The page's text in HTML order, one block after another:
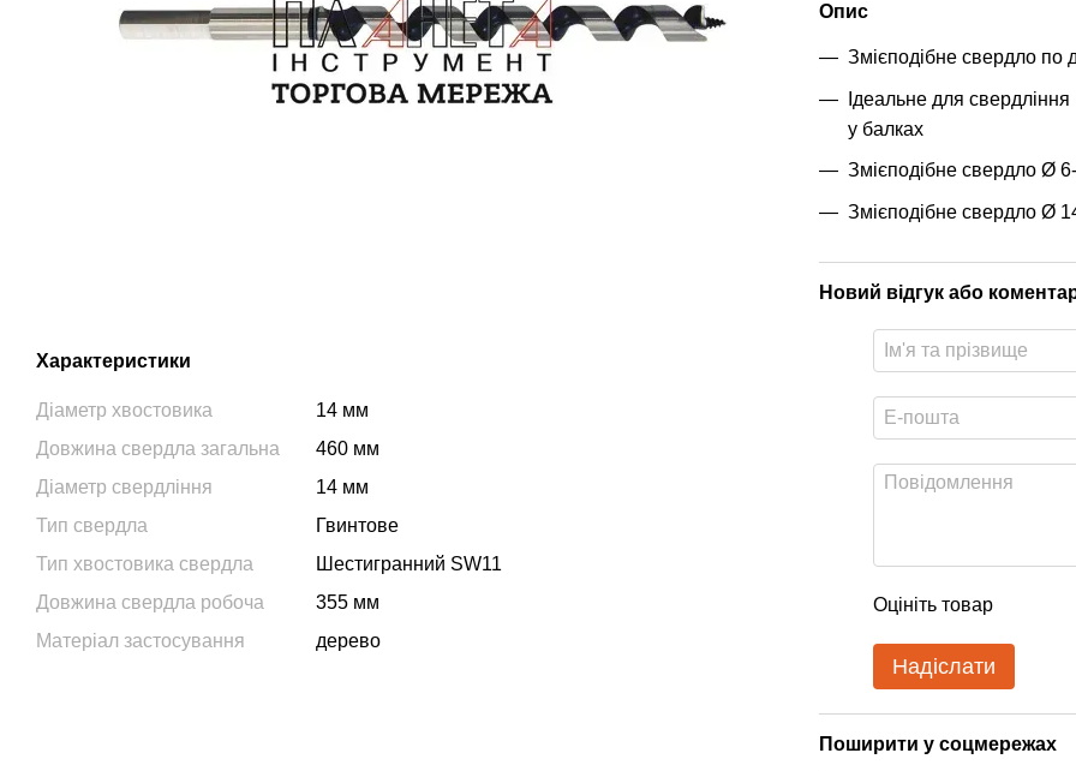
Характеристики
Діаметр хвостовика
14 мм
Довжина свердла загальна
460 мм
Діаметр свердління
14 мм
Тип свердла
Гвинтове
Тип хвостовика свердла
Шестигранний SW11
Довжина свердла робоча
355 мм
Матеріал застосування
дерево
Опис
Змієподібне свердло по
Ідеальне для
у балках
Змієподібне свердло Ø
Змієподібне свердло Ø
Новий відгук або
Оцініть товар
Надіслати
Поширити у соцмережах